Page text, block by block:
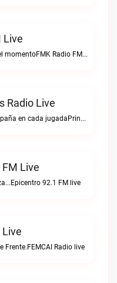
Live
Los mejores éxitos del momentoFMK Radio FM live
Radio Live
La radio que te acompaña en cada jugadaPrincess Vegas Radio live
Live
92.1 FM live
Live
Frente.FEMCAI Radio live